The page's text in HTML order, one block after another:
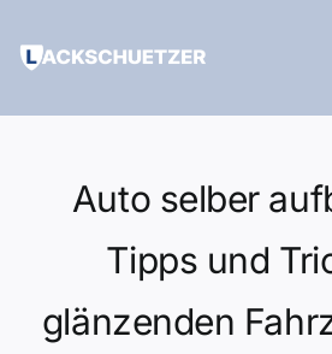
Inhalt
Auto selber
Tipps und
glänzenden